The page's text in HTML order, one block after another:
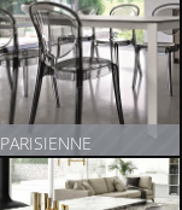
ZOBACZ PRODUKT
PARISIENNE
ZOBACZ PRODUKT